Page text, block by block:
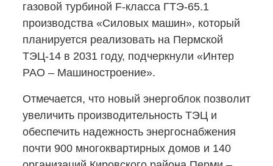
газовой турбиной F-класса ГТЭ-65.1
производства «Силовых машин», который
планируется реализовать на Пермской
ТЭЦ-14 в 2031 году, подчеркнули «Интер
РАО – Машиностроение».
Отмечается, что новый энергоблок позволит
увеличить производительность ТЭЦ и
обеспечить надежность энергоснабжения
почти 900 многоквартирных домов и 140